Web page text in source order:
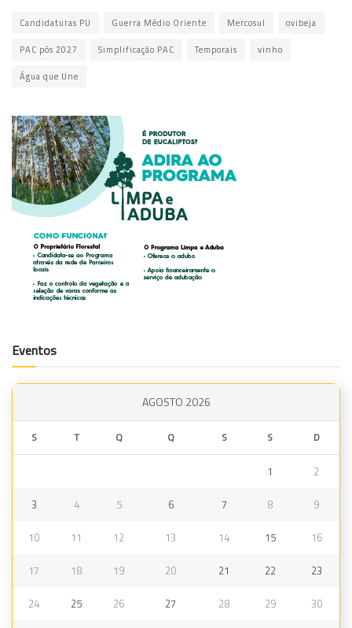
Candidaturas PU Guerra Médio Oriente Mercosul ovibeja
PAC pós 2027 Simplificação PAC Temporais vinho
Água que Une
Eventos
AGOSTO 2026
S T Q Q S S D
1 2
3 4 5 6 7 8 9
10 11 12 13 14 15 16
17 18 19 20 21 22 23
24 25 26 27 28 29 30